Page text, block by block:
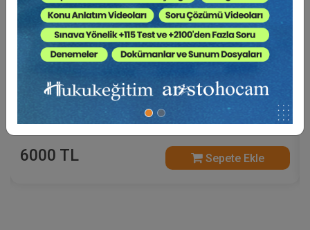
Borçlar Mevzuatından Kaynaklı Nitelikli
Hesaplamalar Eğitimi (3 Eğitmen - 4 Video)
6000 TL Sepete Ekle